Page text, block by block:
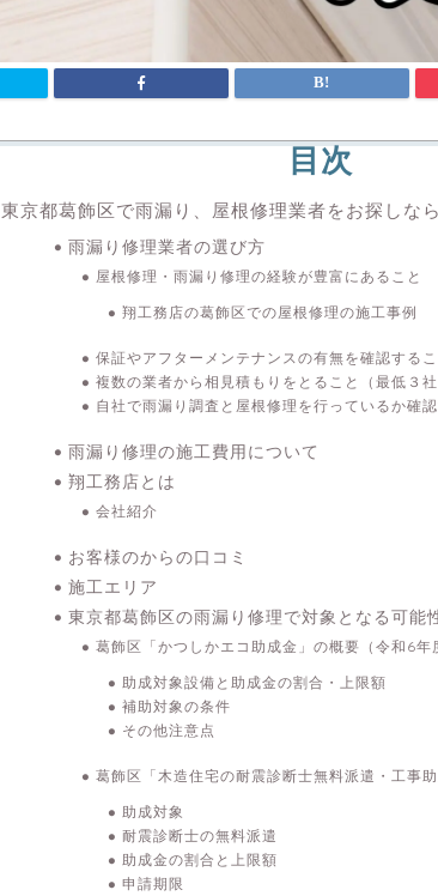
目次
東京都葛飾区で雨漏り、屋根修理業者をお探しな
雨漏り修理業者の選び方
屋根修理・雨漏り修理の経験が豊富にあること
翔工務店の葛飾区での屋根修理の施工事例
保証やアフターメンテナンスの有無を確認するこ
複数の業者から相見積もりをとること（最低３社
自社で雨漏り調査と屋根修理を行っているか確
雨漏り修理の施工費用について
翔工務店とは
会社紹介
お客様のからの口コミ
施工エリア
東京都葛飾区の雨漏り修理で対象となる可能
葛飾区「かつしかエコ助成金」の概要（令和6年
助成対象設備と助成金の割合・上限額
補助対象の条件
その他注意点
葛飾区「木造住宅の耐震診断士無料派遣・工事
助成対象
耐震診断士の無料派遣
助成金の割合と上限額
申請期限